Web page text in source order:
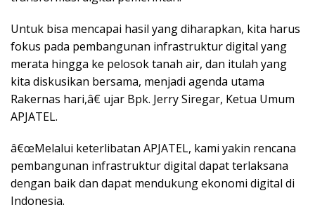
Untuk bisa mencapai hasil yang diharapkan, kita harus
fokus pada pembangunan infrastruktur digital yang
merata hingga ke pelosok tanah air, dan itulah yang
kita diskusikan bersama, menjadi agenda utama
Rakernas hari,â€ ujar Bpk. Jerry Siregar, Ketua Umum
APJATEL.
â€œMelalui keterlibatan APJATEL, kami yakin rencana
pembangunan infrastruktur digital dapat terlaksana
dengan baik dan dapat mendukung ekonomi digital di
Indonesia.